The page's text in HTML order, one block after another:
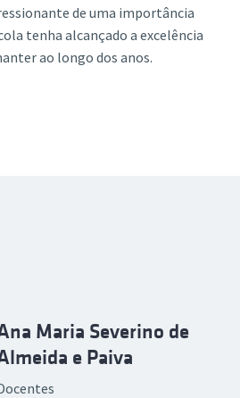
de uma importância
tenha alcançado a excelência
ao longo dos anos.
Maria Severino de
e Paiva